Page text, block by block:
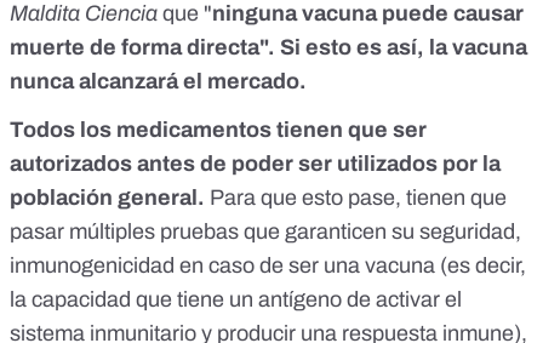
Maldita Ciencia que "ninguna vacuna puede causar
muerte de forma directa". Si esto es así, la vacuna
nunca alcanzará el mercado.
Todos los medicamentos tienen que ser
autorizados antes de poder ser utilizados por la
población general. Para que esto pase, tienen que
pasar múltiples pruebas que garanticen su seguridad,
inmunogenicidad en caso de ser una vacuna (es decir,
la capacidad que tiene un antígeno de activar el
sistema inmunitario y producir una respuesta inmune),